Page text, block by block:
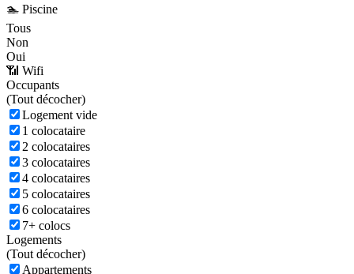
🏊 Piscine
Tous
Non
Oui
📶 Wifi
Occupants
(Tout décocher)
Logement vide
1 colocataire
2 colocataires
3 colocataires
4 colocataires
5 colocataires
6 colocataires
7+ colocs
Logements
(Tout décocher)
Appartements